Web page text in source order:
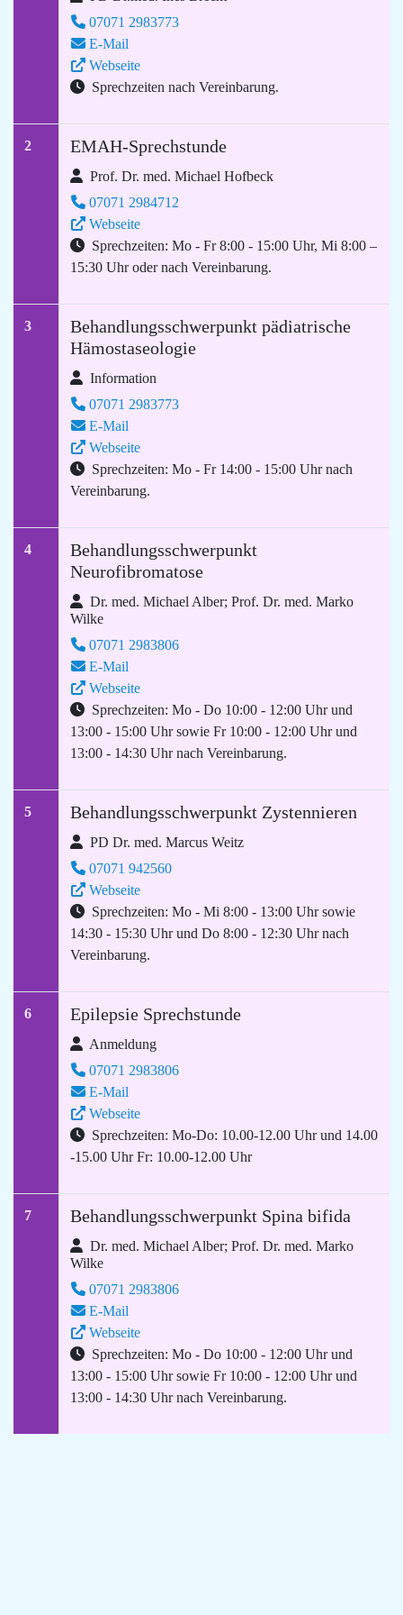
07071 2983773
E-Mail
Webseite
Sprechzeiten nach Vereinbarung.
2 EMAH-Sprechstunde
Prof. Dr. med. Michael Hofbeck
07071 2984712
Webseite
Sprechzeiten: Mo - Fr 8:00 - 15:00 Uhr, Mi 8:00 –
15:30 Uhr oder nach Vereinbarung.
3
Behandlungsschwerpunkt pädiatrische
Hämostaseologie
Information
07071 2983773
E-Mail
Webseite
Sprechzeiten: Mo - Fr 14:00 - 15:00 Uhr nach
Vereinbarung.
4
Behandlungsschwerpunkt
Neurofibromatose
Dr. med. Michael Alber; Prof. Dr. med. Marko
Wilke
07071 2983806
E-Mail
Webseite
Sprechzeiten: Mo - Do 10:00 - 12:00 Uhr und
13:00 - 15:00 Uhr sowie Fr 10:00 - 12:00 Uhr und
13:00 - 14:30 Uhr nach Vereinbarung.
5 Behandlungsschwerpunkt Zystennieren
PD Dr. med. Marcus Weitz
07071 942560
Webseite
Sprechzeiten: Mo - Mi 8:00 - 13:00 Uhr sowie
14:30 - 15:30 Uhr und Do 8:00 - 12:30 Uhr nach
Vereinbarung.
6 Epilepsie Sprechstunde
Anmeldung
07071 2983806
E-Mail
Webseite
Sprechzeiten: Mo-Do: 10.00-12.00 Uhr und 14.00
-15.00 Uhr Fr: 10.00-12.00 Uhr
7 Behandlungsschwerpunkt Spina bifida
Dr. med. Michael Alber; Prof. Dr. med. Marko
Wilke
07071 2983806
E-Mail
Webseite
Sprechzeiten: Mo - Do 10:00 - 12:00 Uhr und
13:00 - 15:00 Uhr sowie Fr 10:00 - 12:00 Uhr und
13:00 - 14:30 Uhr nach Vereinbarung.